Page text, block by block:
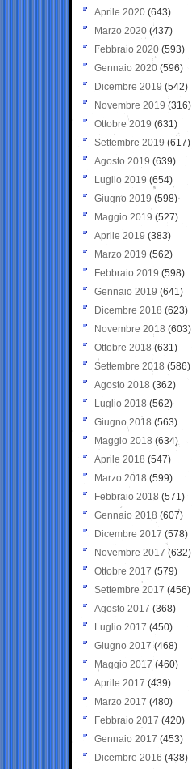
Aprile 2020 (643)
Marzo 2020 (437)
Febbraio 2020 (593)
Gennaio 2020 (596)
Dicembre 2019 (542)
Novembre 2019 (316)
Ottobre 2019 (631)
Settembre 2019 (617)
Agosto 2019 (639)
Luglio 2019 (654)
Giugno 2019 (598)
Maggio 2019 (527)
Aprile 2019 (383)
Marzo 2019 (562)
Febbraio 2019 (598)
Gennaio 2019 (641)
Dicembre 2018 (623)
Novembre 2018 (603)
Ottobre 2018 (631)
Settembre 2018 (586)
Agosto 2018 (362)
Luglio 2018 (562)
Giugno 2018 (563)
Maggio 2018 (634)
Aprile 2018 (547)
Marzo 2018 (599)
Febbraio 2018 (571)
Gennaio 2018 (607)
Dicembre 2017 (578)
Novembre 2017 (632)
Ottobre 2017 (579)
Settembre 2017 (456)
Agosto 2017 (368)
Luglio 2017 (450)
Giugno 2017 (468)
Maggio 2017 (460)
Aprile 2017 (439)
Marzo 2017 (480)
Febbraio 2017 (420)
Gennaio 2017 (453)
Dicembre 2016 (438)